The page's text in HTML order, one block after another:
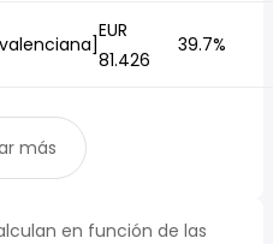
EUR
81.426
39.7%
más
en función de las